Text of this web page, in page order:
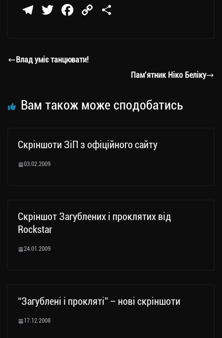
Te
a
T
er
Fa
ok
C
Влад уміє танцювати!
Пам’ятник Ніко Беліку
Вам також може сподобатись
Скріншоти ЗіП з офіційного сайту
03.02.2009
Скріншот Загублених і проклятих від
Rockstar
24.01.2009
“Загублені і прокляті” – нові скріншоти
17.12.2008